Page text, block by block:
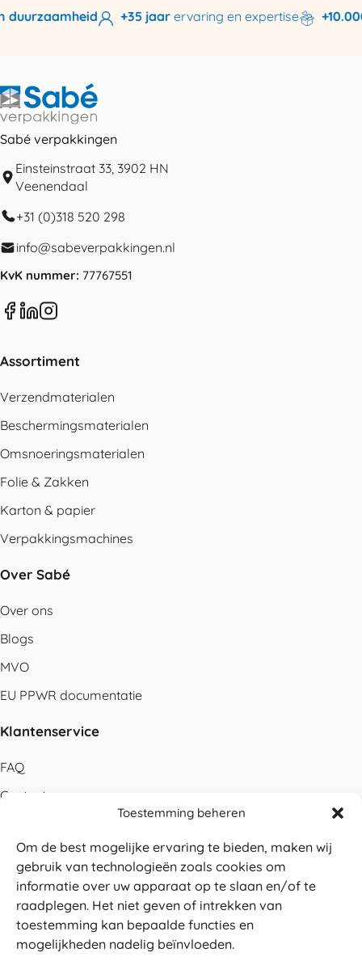
Toestemming beheren
Om de best mogelijke ervaring te bieden, maken wij
gebruik van technologieën zoals cookies om
informatie over uw apparaat op te slaan en/of te
raadplegen. Het niet geven of intrekken van
toestemming kan bepaalde functies en
mogelijkheden nadelig beïnvloeden.
+35 jaarervaring en expertise +10.000
Sabé verpakkingen
Einsteinstraat 33, 3902 HN
Veenendaal
+31 (0)318 520 298
info@sabeverpakkingen.nl
KvK nummer: 77767551
Assortiment
Verzendmaterialen
Beschermingsmaterialen
Omsnoeringsmaterialen
Folie & Zakken
Karton & papier
Verpakkingsmachines
Over Sabé
Over ons
Blogs
MVO
EU PPWR documentatie
Klantenservice
FAQ
Contact
Betalen
Levering
Retouren
Service en garantie